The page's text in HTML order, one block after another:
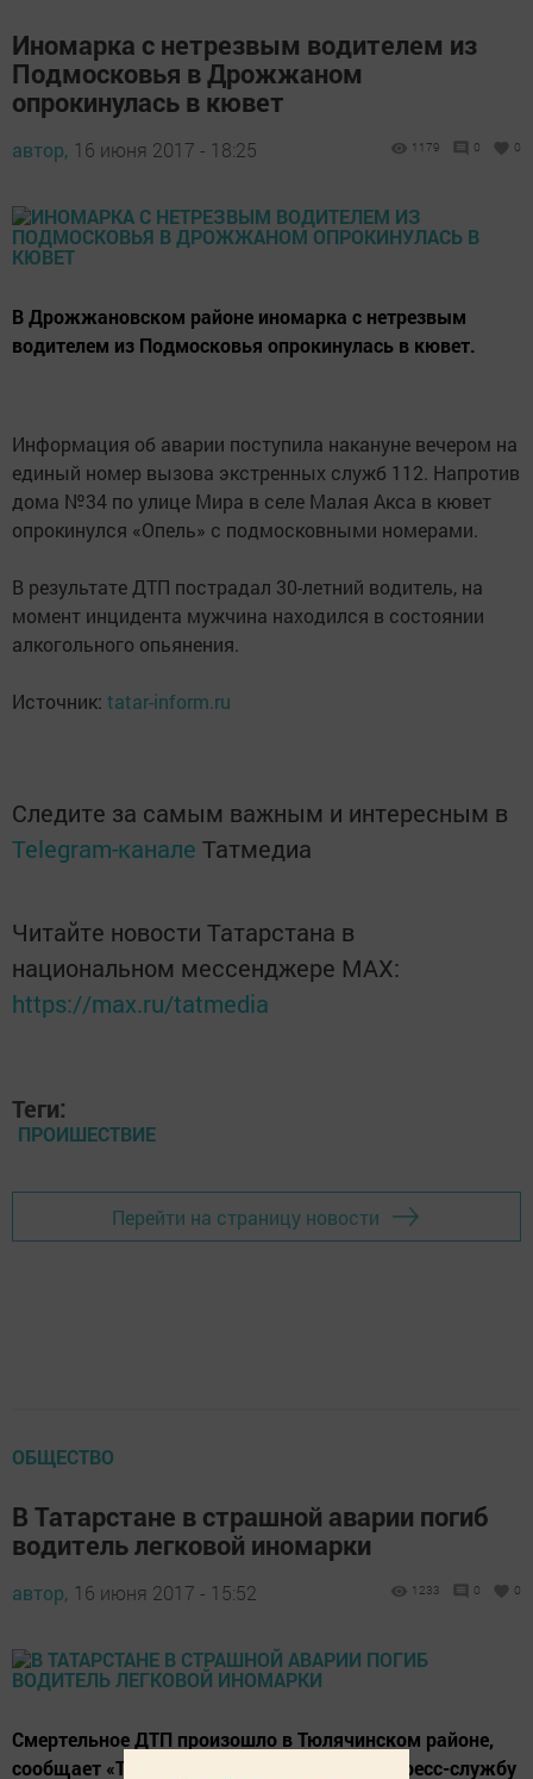
Иномарка с нетрезвым водителем из
Подмосковья в Дрожжаном
опрокинулась в кювет
автор, 16 июня 2017 - 18:25 1179 0 0
В Дрожжановском районе иномарка с нетрезвым
водителем из Подмосковья опрокинулась в кювет.
Информация об аварии поступила накануне вечером на
единый номер вызова экстренных служб 112. Напротив
дома №34 по улице Мира в селе Малая Акса в кювет
опрокинулся «Опель» с подмосковными номерами.
В результате ДТП пострадал 30-летний водитель, на
момент инцидента мужчина находился в состоянии
алкогольного опьянения.
Источник: tatar-inform.ru
Следите за самым важным и интересным в
Telegram-канале Татмедиа
Читайте новости Татарстана в
национальном мессенджере MАХ:
https://max.ru/tatmedia
Теги:
ПРОИШЕСТВИЕ
Перейти на страницу новости
ОБЩЕСТВО
В Татарстане в страшной аварии погиб
водитель легковой иномарки
автор, 16 июня 2017 - 15:52 1233 0 0
Смертельное ДТП произошло в Тюлячинском районе,
сообщает «Татар-информ» со ссылкой на пресс-службу